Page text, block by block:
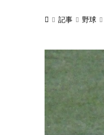
記事 野球